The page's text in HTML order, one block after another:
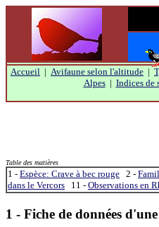
Accueil | Avifaune selon l'altitude |
Alpes| Indices de
Table des matières
1 - Espèce: Crave à bec rouge 2 -
dans le Vercors 11 - Observations en
1 - Fiche de données d'une